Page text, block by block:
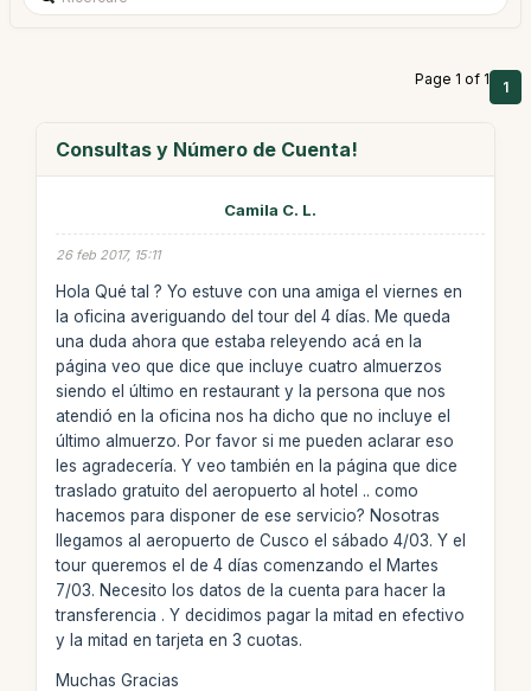
Page 1 of 1 1
Consultas y Número de Cuenta!
Camila C. L.
26 feb 2017, 15:11
Hola Qué tal ? Yo estuve con una amiga el viernes en
la oficina averiguando del tour del 4 días. Me queda
una duda ahora que estaba releyendo acá en la
página veo que dice que incluye cuatro almuerzos
siendo el último en restaurant y la persona que nos
atendió en la oficina nos ha dicho que no incluye el
último almuerzo. Por favor si me pueden aclarar eso
les agradecería. Y veo también en la página que dice
traslado gratuito del aeropuerto al hotel .. como
hacemos para disponer de ese servicio? Nosotras
llegamos al aeropuerto de Cusco el sábado 4/03. Y el
tour queremos el de 4 días comenzando el Martes
7/03. Necesito los datos de la cuenta para hacer la
transferencia . Y decidimos pagar la mitad en efectivo
y la mitad en tarjeta en 3 cuotas.
Muchas Gracias